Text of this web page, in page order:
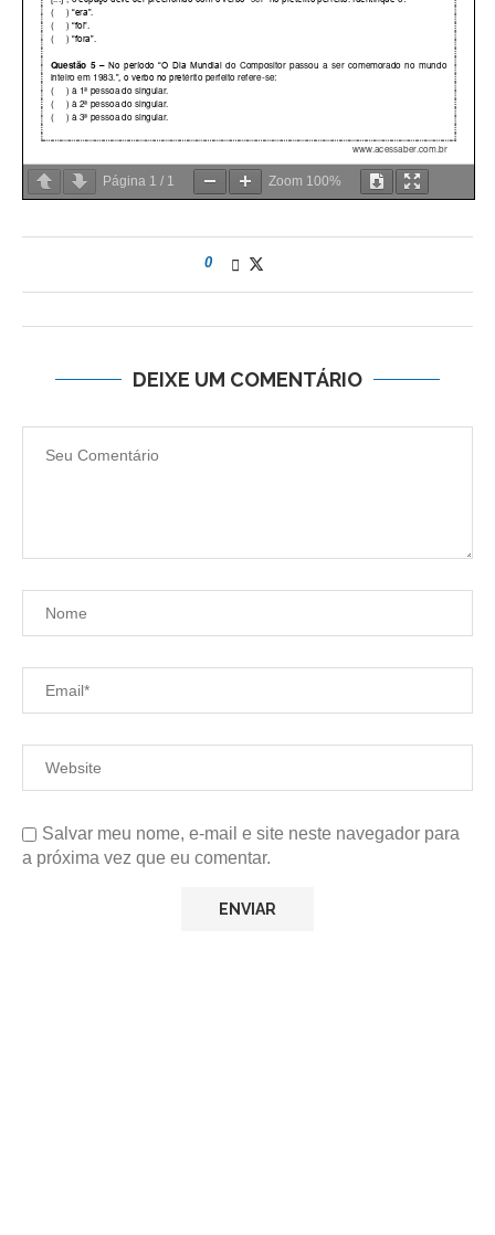
Página 1 / 1 Zoom 100%
0
DEIXE UM COMENTÁRIO
Salvar meu nome, e-mail e site neste navegador para
a próxima vez que eu comentar.